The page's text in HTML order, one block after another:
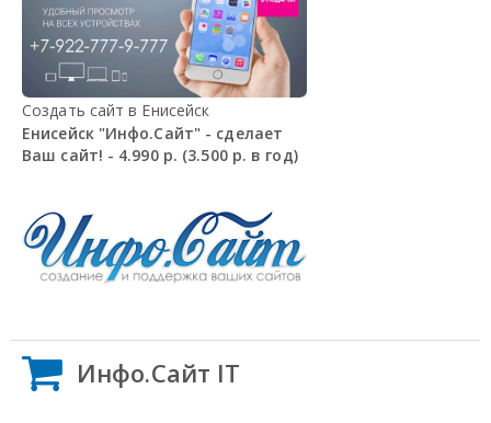
Создать сайт в Енисейск
Енисейск "Инфо.Сайт" - сделает
Ваш сайт! - 4.990 р. (3.500 р. в год)
Инфо.Сайт IT